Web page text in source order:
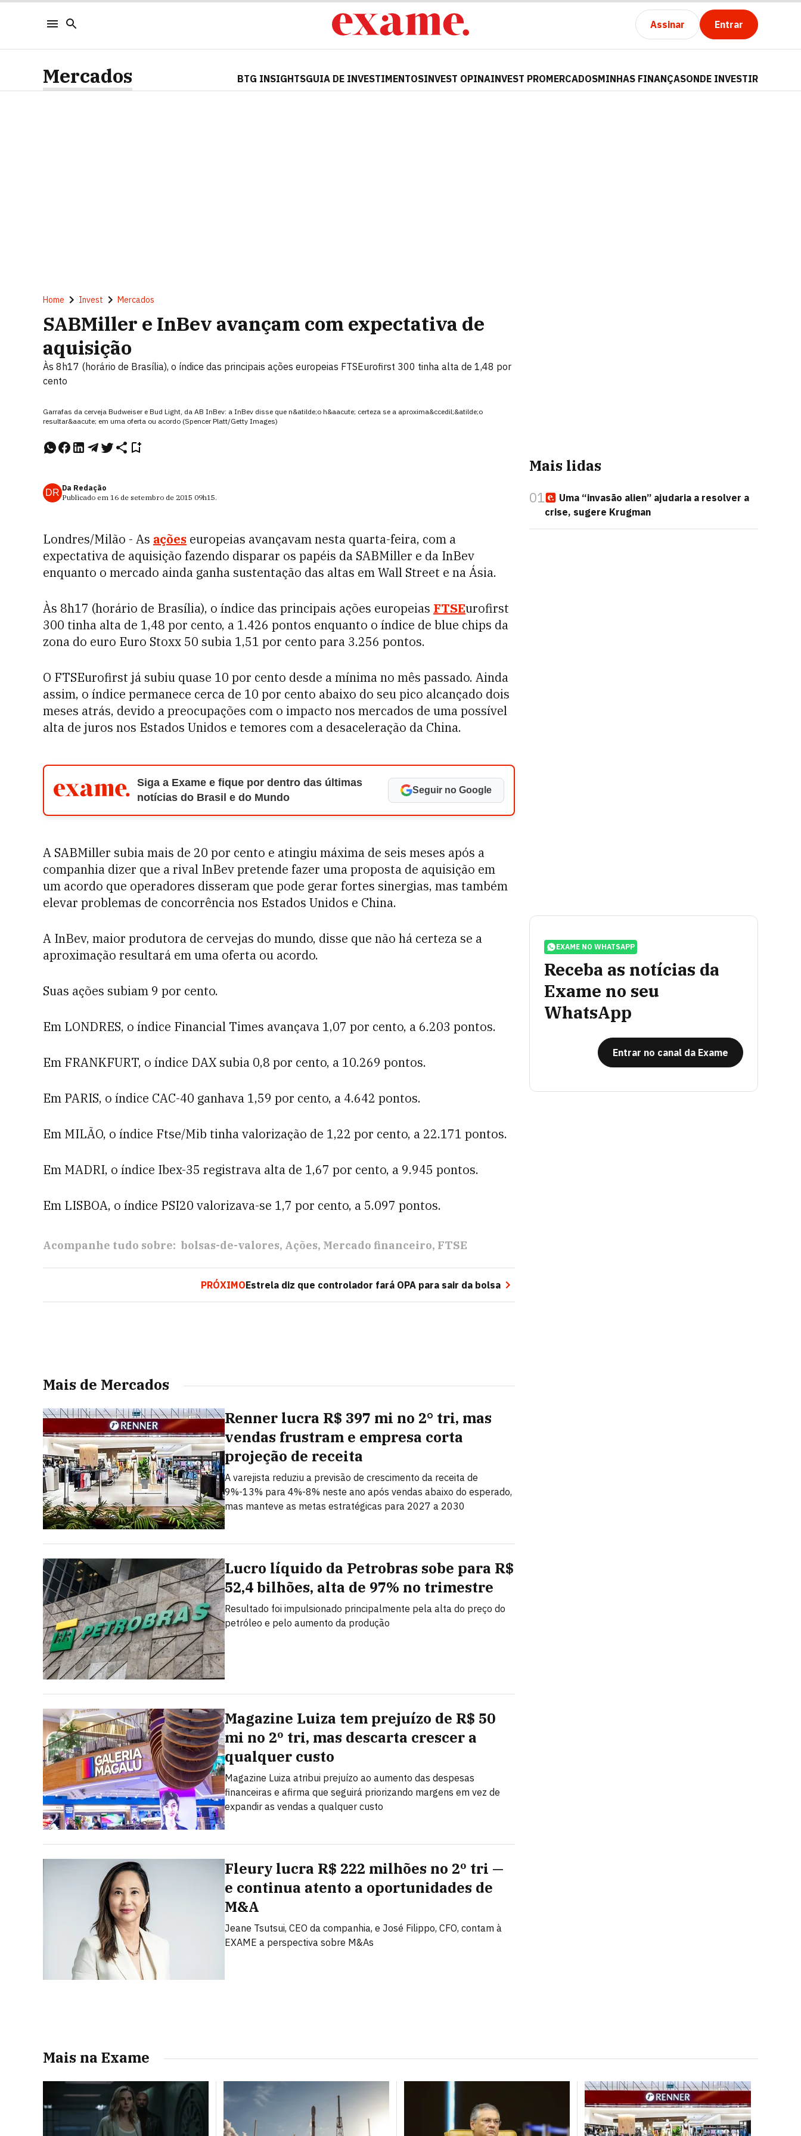
Assinar Entrar
Mercados BTG INSIGHTSGUIA DE INVESTIMENTOSINVEST OPINAINVEST PROMERCADOSMINHAS FINANÇASONDE INVESTIR
Home Invest Mercados
SABMiller e InBev avançam com expectativa de
aquisição
Às 8h17 (horário de Brasília), o índice das principais ações europeias FTSEurofirst 300 tinha alta de 1,48 por
cento
Garrafas da cerveja Budweiser e Bud Light, da AB InBev: a InBev disse que n&atilde;o h&aacute; certeza se a aproxima&ccedil;&atilde;o
resultar&aacute; em uma oferta ou acordo (Spencer Platt/Getty Images)
DR Da Redação
Publicado em 16 de setembro de 2015 09h15.
Londres/Milão - As ações europeias avançavam nesta quarta-feira, com a
expectativa de aquisição fazendo disparar os papéis da SABMiller e da InBev
enquanto o mercado ainda ganha sustentação das altas em Wall Street e na Ásia.
Às 8h17 (horário de Brasília), o índice das principais ações europeias FTSEurofirst
300 tinha alta de 1,48 por cento, a 1.426 pontos enquanto o índice de blue chips da
zona do euro Euro Stoxx 50 subia 1,51 por cento para 3.256 pontos.
O FTSEurofirst já subiu quase 10 por cento desde a mínima no mês passado. Ainda
assim, o índice permanece cerca de 10 por cento abaixo do seu pico alcançado dois
meses atrás, devido a preocupações com o impacto nos mercados de uma possível
alta de juros nos Estados Unidos e temores com a desaceleração da China.
Siga a Exame e fique por dentro das últimas
notícias do Brasil e do Mundo
Seguir no Google
A SABMiller subia mais de 20 por cento e atingiu máxima de seis meses após a
companhia dizer que a rival InBev pretende fazer uma proposta de aquisição em
um acordo que operadores disseram que pode gerar fortes sinergias, mas também
elevar problemas de concorrência nos Estados Unidos e China.
A InBev, maior produtora de cervejas do mundo, disse que não há certeza se a
aproximação resultará em uma oferta ou acordo.
Suas ações subiam 9 por cento.
Em LONDRES, o índice Financial Times avançava 1,07 por cento, a 6.203 pontos.
Em FRANKFURT, o índice DAX subia 0,8 por cento, a 10.269 pontos.
Em PARIS, o índice CAC-40 ganhava 1,59 por cento, a 4.642 pontos.
Em MILÃO, o índice Ftse/Mib tinha valorização de 1,22 por cento, a 22.171 pontos.
Em MADRI, o índice Ibex-35 registrava alta de 1,67 por cento, a 9.945 pontos.
Em LISBOA, o índice PSI20 valorizava-se 1,7 por cento, a 5.097 pontos.
Acompanhe tudo sobre: bolsas-de-valores Ações Mercado financeiro FTSE
PRÓXIMOEstrela diz que controlador fará OPA para sair da bolsa
Mais de Mercados
Renner lucra R$ 397 mi no 2° tri, mas
vendas frustram e empresa corta
projeção de receita
A varejista reduziu a previsão de crescimento da receita de
9%-13% para 4%-8% neste ano após vendas abaixo do esperado,
mas manteve as metas estratégicas para 2027 a 2030
Lucro líquido da Petrobras sobe para R$
52,4 bilhões, alta de 97% no trimestre
Resultado foi impulsionado principalmente pela alta do preço do
petróleo e pelo aumento da produção
Magazine Luiza tem prejuízo de R$ 50
mi no 2º tri, mas descarta crescer a
qualquer custo
Magazine Luiza atribui prejuízo ao aumento das despesas
financeiras e afirma que seguirá priorizando margens em vez de
expandir as vendas a qualquer custo
Fleury lucra R$ 222 milhões no 2º tri —
e continua atento a oportunidades de
M&A
Jeane Tsutsui, CEO da companhia, e José Filippo, CFO, contam à
EXAME a perspectiva sobre M&As
Mais lidas
01
Uma “invasão alien” ajudaria a resolver a
crise, sugere Krugman
EXAME NO WHATSAPP
Receba as notícias da
Exame no seu
WhatsApp
Entrar no canal da Exame
Mais na Exame